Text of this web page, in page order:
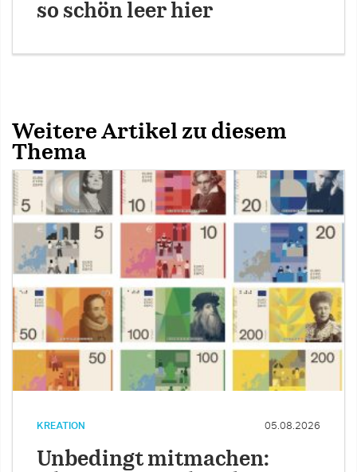
so schön leer hier
Weitere Artikel zu diesem
Thema
KREATION 05.08.2026
Unbedingt mitmachen: